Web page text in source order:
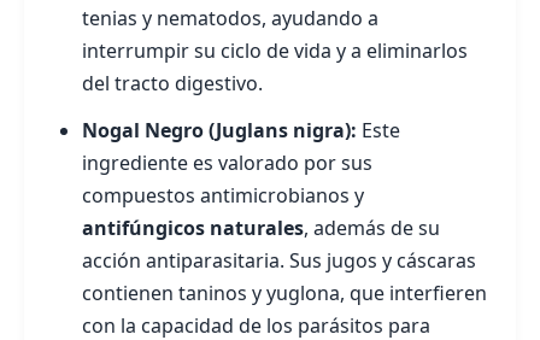
tenias y nematodos, ayudando a
interrumpir su ciclo de vida y a eliminarlos
del tracto digestivo.
Nogal Negro (Juglans nigra): Este
ingrediente es valorado por sus
compuestos antimicrobianos y
antifúngicos naturales, además de su
acción antiparasitaria. Sus jugos y cáscaras
contienen taninos y yuglona, que interfieren
con la capacidad de los parásitos para